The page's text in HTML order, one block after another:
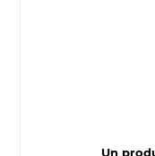
Un